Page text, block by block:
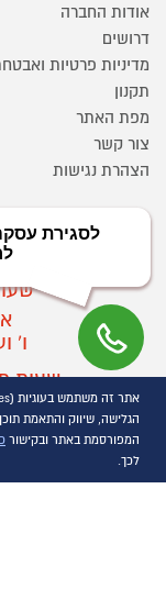
אודות החברה
דרושים
מדיניות פרטיות
תקנון
מפת האתר
צור קשר
הצהרת נגישות
מוקד
ו'
שעות
הגלישה, שיווק והתאמת
המפורסמת באתר ובקישור
לכך.